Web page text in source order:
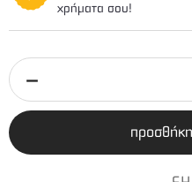
χρήματα σου!